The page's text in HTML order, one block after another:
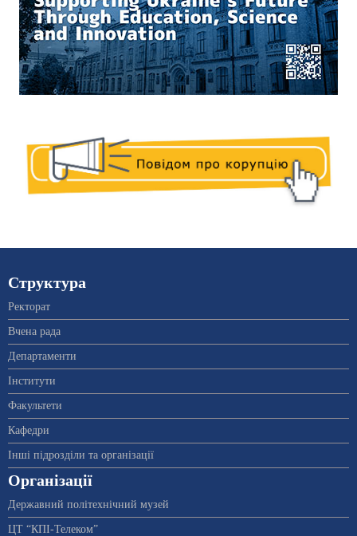
Структура
Ректорат
Вчена рада
Департаменти
Інститути
Факультети
Кафедри
Інші підрозділи та організації
Організації
Державний політехнічний музей
ЦТ “КПІ-Телеком”